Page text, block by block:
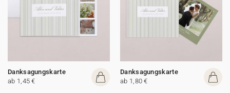
Danksagungskarte
ab 1,45 €
Danksagungskarte
ab 1,80 €